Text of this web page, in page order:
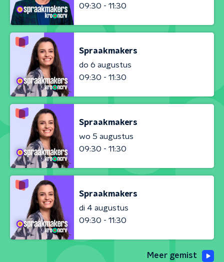
09:30 - 11:30
Spraakmakers
do 6 augustus
09:30 - 11:30
Spraakmakers
wo 5 augustus
09:30 - 11:30
Spraakmakers
di 4 augustus
09:30 - 11:30
Meer gemist